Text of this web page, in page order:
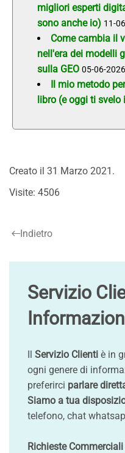
migliori esperti
sono anche io) 11-
Come cambia il
nell'era dei modelli
sulla GEO 05-06-2026
Il mio metodo
libro (e oggi ti svelo
Creato il 31 Marzo 2021 .
Visite: 4506
Indietro
Servizio
Il Servizio Clienti è in
ogni genere di
preferirci parlare
Siamo a tua
telefono, chat
Richieste